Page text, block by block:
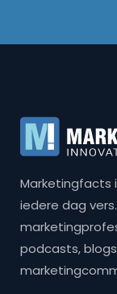
Marketingfacts
iedere dag
podcasts,